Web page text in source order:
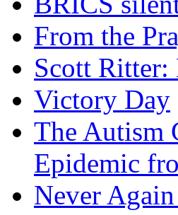
From the
Scott Ritter:
Victory Day
The Autism
Epidemic
Never